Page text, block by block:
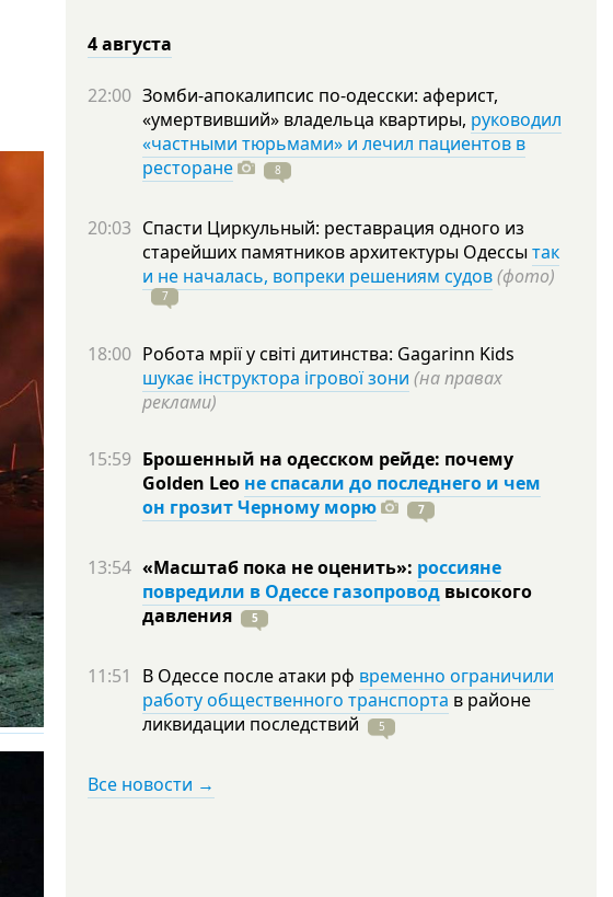
4 августа
22:00 Зомби-апокалипсис по-одесски: аферист,
«умертвивший» владельца квартиры, руководил
«частными тюрьмами» и лечил пациентов в
ресторане
8
20:03 Спасти Циркульный: реставрация одного из
старейших памятников архитектуры Одессы так
и не началась, вопреки решениям судов(фото)
7
18:00 Робота мрії у світі дитинства: Gagarinn Kids
шукає інструктора ігрової зони (на правах
реклами)
15:59 Брошенный на одесском рейде: почему
Golden Leo не спасали до последнего и чем
он грозит Черному морю
7
13:54 «Масштаб пока не оценить»: россияне
повредили в Одессе газопровод высокого
давления
5
11:51 В Одессе после атаки рф временно ограничили
работу общественного транспорта в районе
ликвидации последствий 5
Все новости →